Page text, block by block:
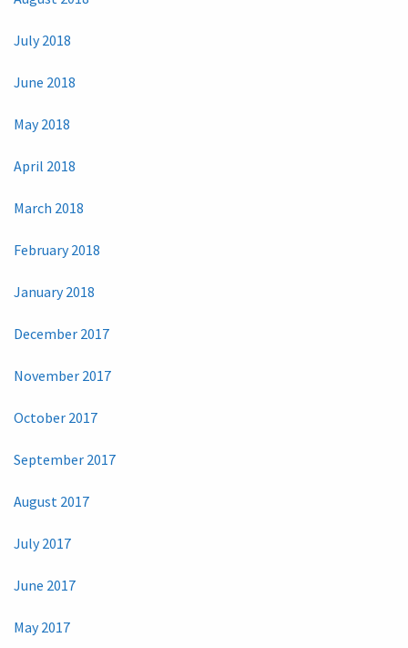
July 2018
June 2018
May 2018
April 2018
March 2018
February 2018
January 2018
December 2017
November 2017
October 2017
September 2017
August 2017
July 2017
June 2017
May 2017